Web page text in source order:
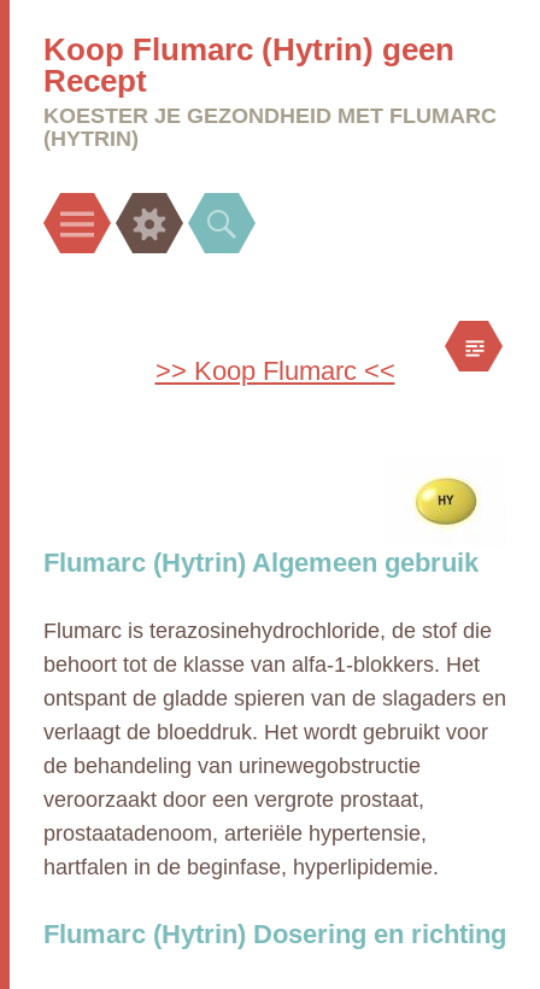
Koop Flumarc (Hytrin) geen
Recept
KOESTER JE GEZONDHEID MET FLUMARC
(HYTRIN)
Menu Widgets Search
>> Koop Flumarc <<
Flumarc (Hytrin) Algemeen gebruik
Flumarc is terazosinehydrochloride, de stof die
behoort tot de klasse van alfa-1-blokkers. Het
ontspant de gladde spieren van de slagaders en
verlaagt de bloeddruk. Het wordt gebruikt voor
de behandeling van urinewegobstructie
veroorzaakt door een vergrote prostaat,
prostaatadenoom, arteriële hypertensie,
hartfalen in de beginfase, hyperlipidemie.
Flumarc (Hytrin) Dosering en richting